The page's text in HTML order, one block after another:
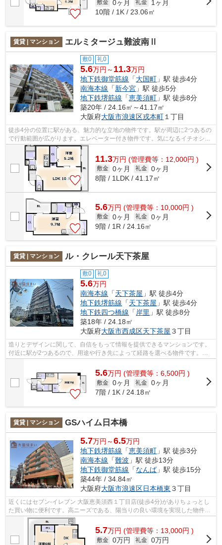
敷金 0ヶ月 礼金
1ヶ月
10階 / 1K / 23.06㎡
賃貸 | マンション エルミタージュ難波南Ⅱ
敷0 礼0
5.6万円～ 11.3万円
地下鉄御堂筋線 「大国町 」駅 徒歩4分
南海本線 「新今宮 」駅 徒歩5分
地下鉄堺筋線 「恵美須町 」駅 徒歩8分
築20年 / 24.16㎡～41.17㎡
大阪府大阪市浪速区戎本町 １丁目
徒歩4分の位置に駅がある、魅力的な立地の物件です。駅が周辺に2つあるの
で行動範囲が広がります。エレベーター付き物件です。気になるイチオシ物
件情報：「エルミタージュ難波南Ⅱ」。...
11.3万円 (管理費等：12,000円 )
敷金 0ヶ月 礼金 0ヶ月
8階 / 1LDK / 41.17㎡
5.6万円 (管理費等：10,000円 )
敷金 0ヶ月 礼金 0ヶ月
9階 / 1R / 24.16㎡
賃貸 | マンション ル・クレール天下茶屋
敷0 礼0
5.6万円
南海本線 「天下茶屋 」駅 徒歩4分
地下鉄堺筋線 「天下茶屋 」駅 徒歩4分
地下鉄四つ橋線 「 岸里 」駅 徒歩8分
築18年 / 24.18㎡
大阪府大阪市西成区天下茶屋 ３丁目
造りとデザインに関して、自信をもって情報を提供できるマンションです。
付近に駅が2つあるので、用途や行き先によって経路を選べる物件です。徒
歩4分の位置に駅がある物件です。共用...
5.6万円 (管理費等：6,500円 )
敷金 0ヶ月 礼金 0ヶ月
7階 / 1K / 24.18㎡
賃貸 | マンション GSハイム日本橋
5.7万円～6.5万円
地下鉄堺筋線 「恵美須町 」駅 徒歩3分
南海本線 「難波 」駅 徒歩13分
地下鉄御堂筋線 「なんば」駅 徒歩15分
築44年 / 34.84㎡
大阪府大阪市浪速区日本橋東 ３丁目
近くにはセブン‐イレブン 大阪恵美須西１丁目店(徒歩4分)がありちょっとし
た買い物に便利です。高ニーズである、陽当りの良い環境を実現した物件と
なっています。駅まで歩いてアクセス...
5.7万円 (管理費等：13,000円 )
敷金 0万円 礼金 0万円